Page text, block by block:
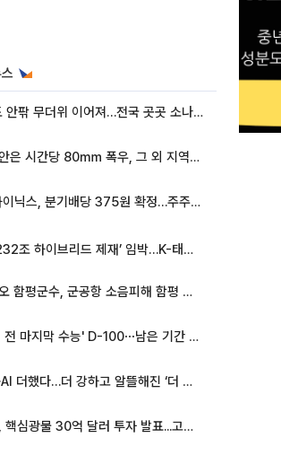
35도 안팎 무더위 이어져…전국 곳곳 소나기 [오늘 날씨]
동해안은 시간당 80㎜ 폭우, 그 외 지역은 폭염…‘극과 극 날씨’
SK하이닉스, 분기배당 375원 확정…주주환원책 9월로 앞당겨 발표
美 ‘232조 하이브리드 제재’ 임박…K-태양광, 불확실성 털고 날개 다나
이남오 함평군수, 군공항 소음피해 함평 보상 요구
'개편 전 마지막 수능' D-100⋯남은 기간 성적 올릴 전략은
효율·AI 더했다…더 강하고 알뜰해진 ‘더 뉴 그랜저 하이브리드’ [ET의 모빌리티]
미국, 핵심광물 30억 달러 투자 발표...고려아연 대미투자 언급